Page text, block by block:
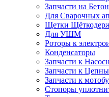
Запчасти на
Для Сварочных
Щетки
Для УШМ
Роторы к
Конденсаторы
Запчасти к
Запчасти к
Запчасти к
Стопоры